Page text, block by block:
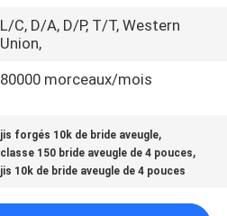
L/C, D/A, D/P, T/T, Western
Union,
80000 morceaux/mois
jis forgés 10k de bride aveugle,
classe 150 bride aveugle de 4 pouces,
jis 10k de bride aveugle de 4 pouces